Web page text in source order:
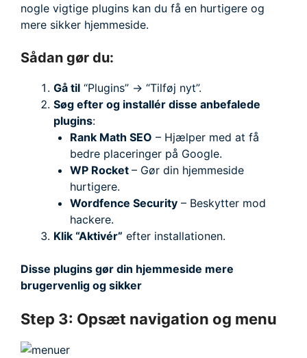
nogle vigtige plugins kan du få en hurtigere og
mere sikker hjemmeside.
Sådan gør du:
Gå til “Plugins” → “Tilføj nyt”.
Søg efter og installér disse anbefalede
plugins:
Rank Math SEO – Hjælper med at få
bedre placeringer på Google.
WP Rocket – Gør din hjemmeside
hurtigere.
Wordfence Security – Beskytter mod
hackere.
Klik “Aktivér” efter installationen.
Disse plugins gør din hjemmeside mere
brugervenlig og sikker
Step 3: Opsæt navigation og menu